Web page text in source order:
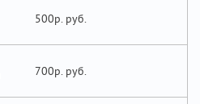
500р.
700р.